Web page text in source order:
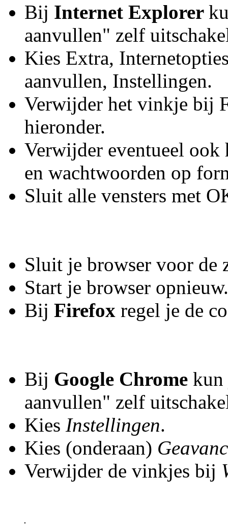
Bij Internet Explorer
aanvullen" zelf
Kies Extra,
aanvullen, Instellingen.
Verwijder het vinkje bij
hieronder.
Verwijder eventueel
en wachtwoorden op
Sluit alle vensters met
Sluit je browser voor de
Start je browser opnieuw.
Bij Firefox regel je de
Bij Google Chrome kun
aanvullen" zelf
Kies Instellingen.
Kies (onderaan)
Verwijder de vinkjes bij